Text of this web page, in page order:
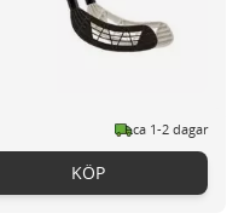
ca 1-2 dagar
KÖP